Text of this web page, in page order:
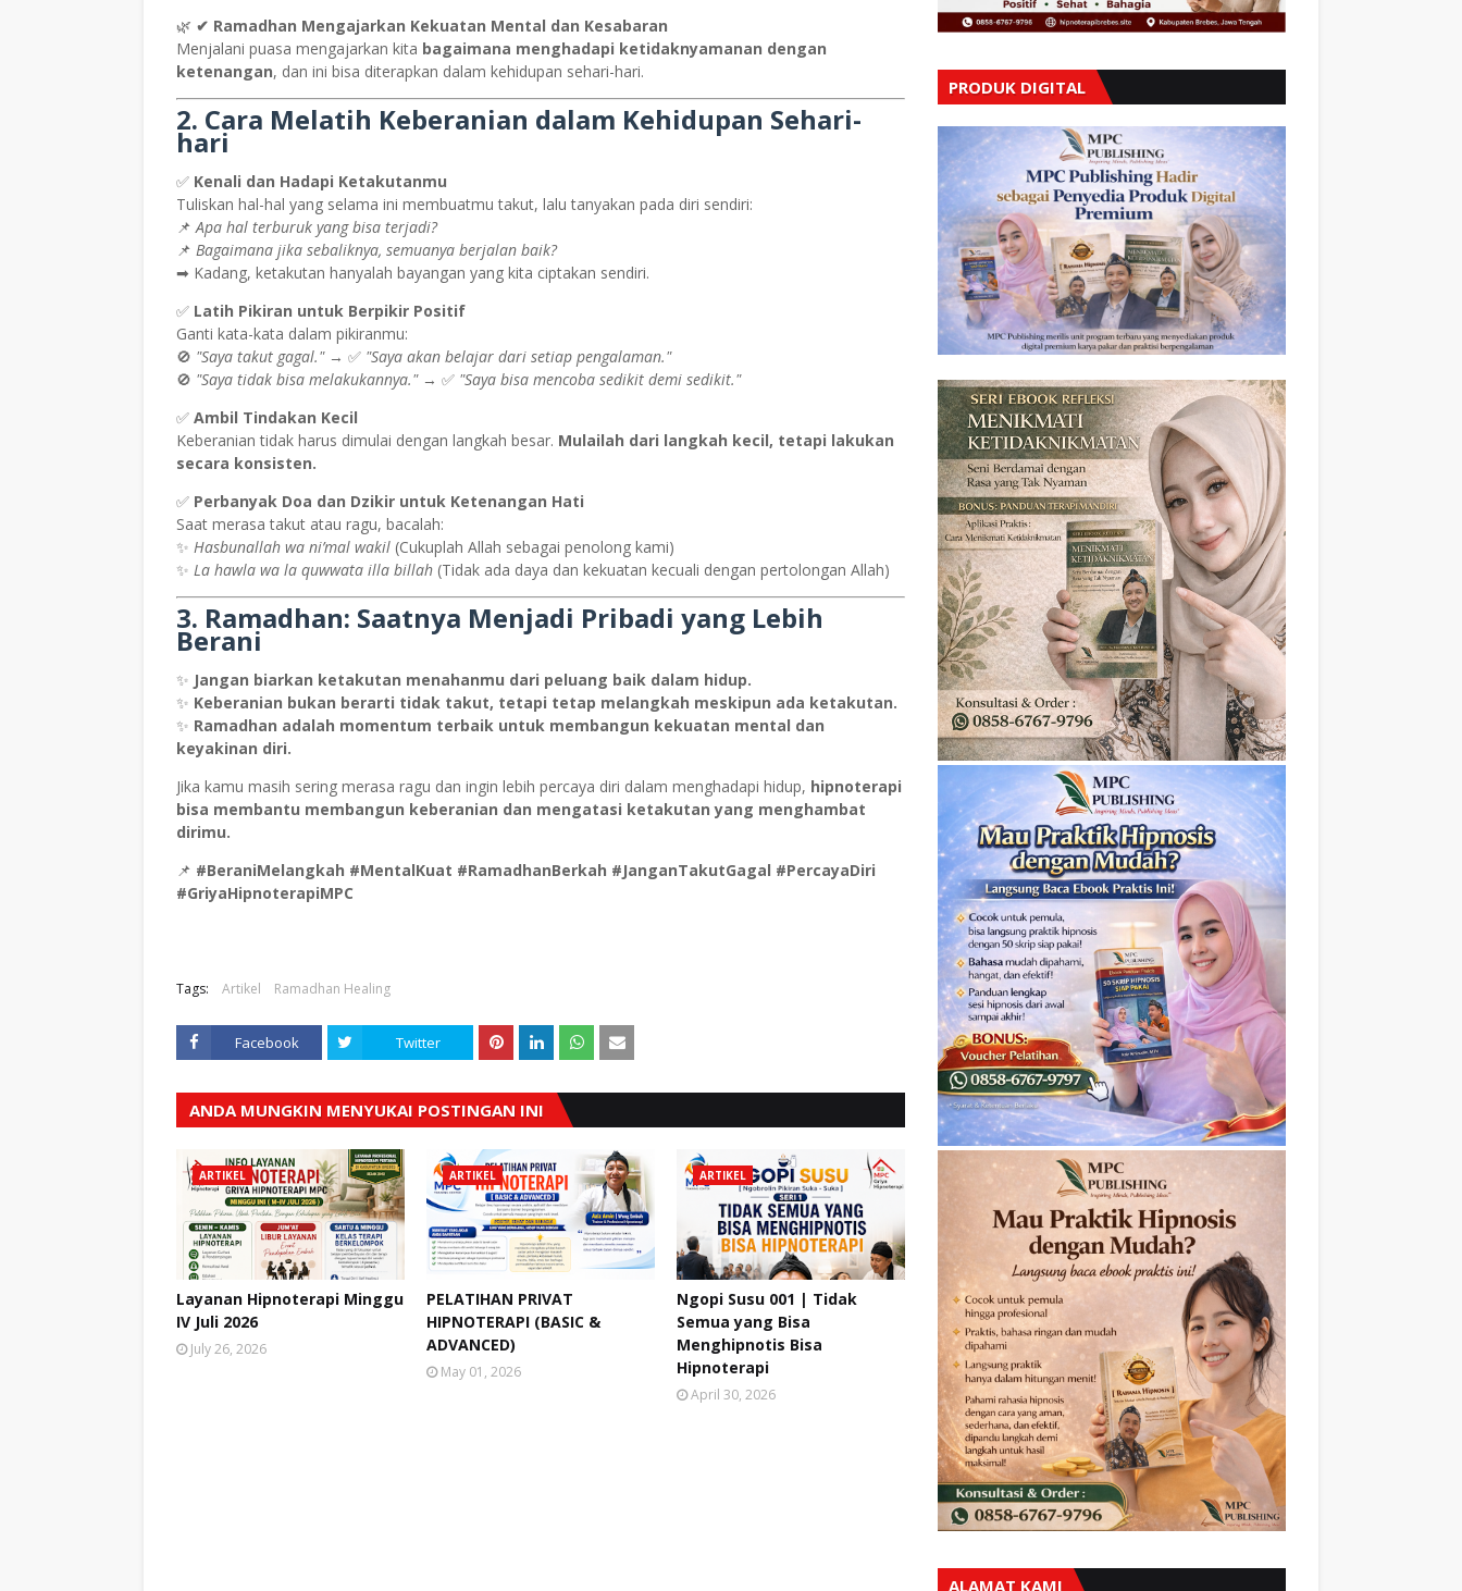
🌿 ✔ Ramadhan Mengajarkan Kekuatan Mental dan Kesabaran
Menjalani puasa mengajarkan kita bagaimana menghadapi ketidaknyamanan dengan
ketenangan, dan ini bisa diterapkan dalam kehidupan sehari-hari.
2. Cara Melatih Keberanian dalam Kehidupan Sehari-
hari
✅ Kenali dan Hadapi Ketakutanmu
Tuliskan hal-hal yang selama ini membuatmu takut, lalu tanyakan pada diri sendiri:
📌Apa hal terburuk yang bisa terjadi?
📌 Bagaimana jika sebaliknya, semuanya berjalan baik?
➡ Kadang, ketakutan hanyalah bayangan yang kita ciptakan sendiri.
✅ Latih Pikiran untuk Berpikir Positif
Ganti kata-kata dalam pikiranmu:
🚫 "Saya takut gagal."→ ✅ "Saya akan belajar dari setiap pengalaman."
🚫 "Saya tidak bisa melakukannya."→ ✅ "Saya bisa mencoba sedikit demi sedikit."
✅ Ambil Tindakan Kecil
Keberanian tidak harus dimulai dengan langkah besar. Mulailah dari langkah kecil, tetapi lakukan
secara konsisten.
✅ Perbanyak Doa dan Dzikir untuk Ketenangan Hati
Saat merasa takut atau ragu, bacalah:
✨ Hasbunallah wa ni’mal wakil (Cukuplah Allah sebagai penolong kami)
✨ La hawla wa la quwwata illa billah (Tidak ada daya dan kekuatan kecuali dengan pertolongan Allah)
3. Ramadhan: Saatnya Menjadi Pribadi yang Lebih
Berani
✨ Jangan biarkan ketakutan menahanmu dari peluang baik dalam hidup.
✨ Keberanian bukan berarti tidak takut, tetapi tetap melangkah meskipun ada ketakutan.
✨ Ramadhan adalah momentum terbaik untuk membangun kekuatan mental dan
keyakinan diri.
Jika kamu masih sering merasa ragu dan ingin lebih percaya diri dalam menghadapi hidup, hipnoterapi
bisa membantu membangun keberanian dan mengatasi ketakutan yang menghambat
dirimu.
📌 #BeraniMelangkah #MentalKuat #RamadhanBerkah #JanganTakutGagal #PercayaDiri
#GriyaHipnoterapiMPC
Tags: Artikel Ramadhan Healing
Facebook Twitter
ANDA MUNGKIN MENYUKAI POSTINGAN INI
ARTIKEL
Layanan Hipnoterapi Minggu
IV Juli 2026
July 26, 2026
ARTIKEL
PELATIHAN PRIVAT
HIPNOTERAPI (BASIC &
ADVANCED)
May 01, 2026
ARTIKEL
Ngopi Susu 001 | Tidak
Semua yang Bisa
Menghipnotis Bisa
Hipnoterapi
April 30, 2026
PRODUK DIGITAL
ALAMAT KAMI